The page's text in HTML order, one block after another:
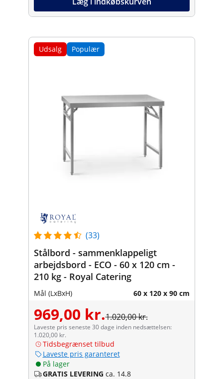
Udsalg Populær
(33)
Stålbord - sammenklappeligt
arbejdsbord - ECO - 60 x 120 cm -
210 kg - Royal Catering
Mål (LxBxH) 60 x 120 x 90 cm
969,00 kr.1.020,00 kr.
Laveste pris seneste 30 dage inden nedsættelsen:
1.020,00 kr.
Tidsbegrænset tilbud
Laveste pris garanteret
På lager
GRATIS LEVERING ca. 14.8